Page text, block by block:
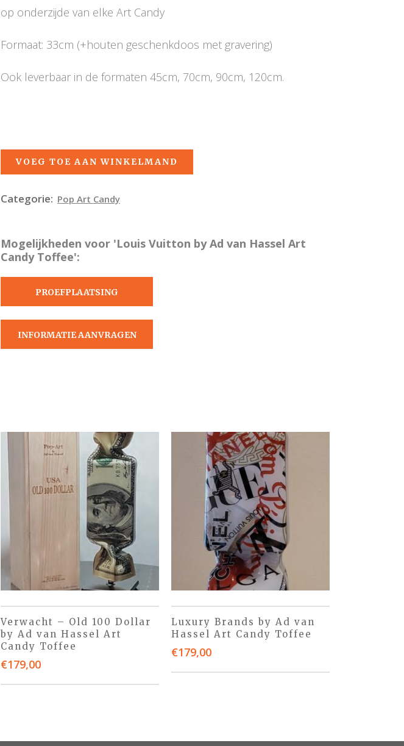
op onderzijde van elke Art Candy
Formaat: 33cm (+houten geschenkdoos met gravering)
Ook leverbaar in de formaten 45cm, 70cm, 90cm, 120cm.
VOEG TOE AAN WINKELMAND
Categorie: Pop Art Candy
Mogelijkheden voor 'Louis Vuitton by Ad van Hassel Art
Candy Toffee':
PROEFPLAATSING
INFORMATIE AANVRAGEN
Verwacht – Old 100 Dollar
by Ad van Hassel Art
Candy Toffee
€179,00
Luxury Brands by Ad van
Hassel Art Candy Toffee
€179,00